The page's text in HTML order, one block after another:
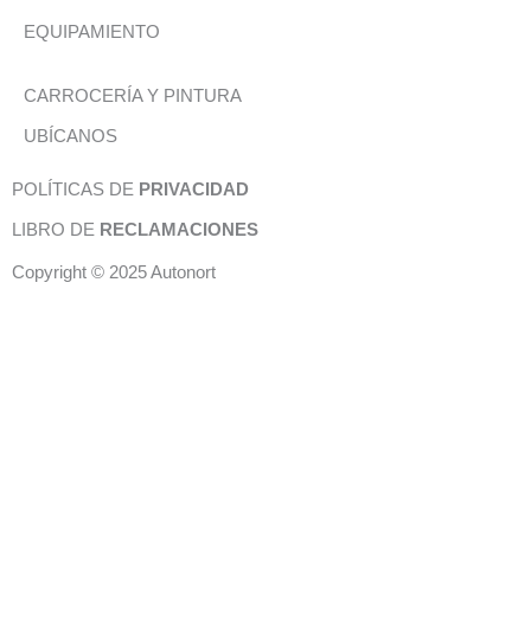
EQUIPAMIENTO
CARROCERÍA Y PINTURA
UBÍCANOS
POLÍTICAS DE PRIVACIDAD
LIBRO DE RECLAMACIONES
Copyright © 2025 Autonort